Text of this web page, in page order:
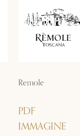
Remole
PDF
IMMAGINE